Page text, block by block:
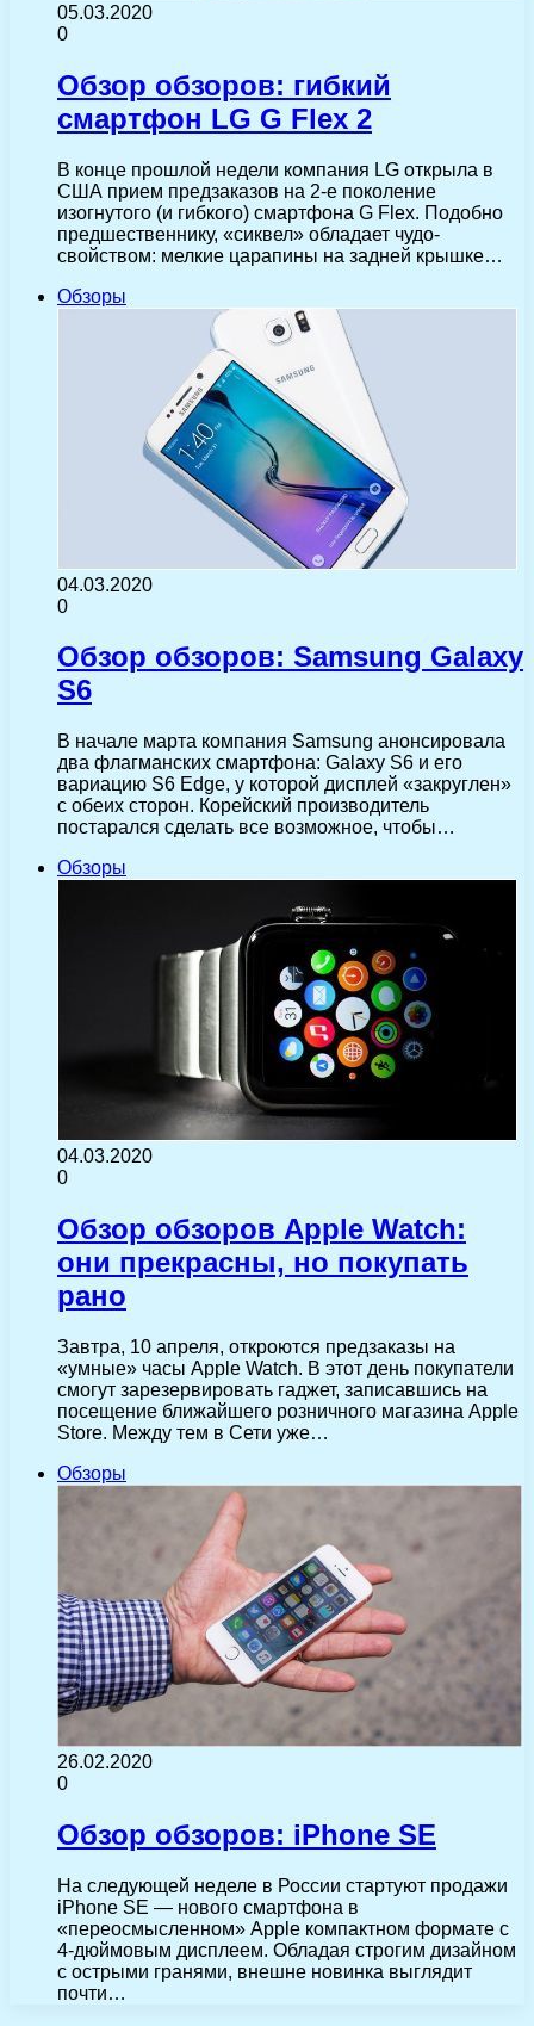
05.03.2020
0
Обзор обзоров: гибкий
смартфон LG G Flex 2
В конце прошлой недели компания LG открыла в
США прием предзаказов на 2-е поколение
изогнутого (и гибкого) смартфона G Flex. Подобно
предшественнику, «сиквел» обладает чудо-
свойством: мелкие царапины на задней крышке…
Обзоры
04.03.2020
0
Обзор обзоров: Samsung Galaxy
S6
В начале марта компания Samsung анонсировала
два флагманских смартфона: Galaxy S6 и его
вариацию S6 Edge, у которой дисплей «закруглен»
с обеих сторон. Корейский производитель
постарался сделать все возможное, чтобы…
Обзоры
04.03.2020
0
Обзор обзоров Apple Watch:
они прекрасны, но покупать
рано
Завтра, 10 апреля, откроются предзаказы на
«умные» часы Apple Watch. В этот день покупатели
смогут зарезервировать гаджет, записавшись на
посещение ближайшего розничного магазина Apple
Store. Между тем в Сети уже…
Обзоры
26.02.2020
0
Обзор обзоров: iPhone SE
На следующей неделе в России стартуют продажи
iPhone SE — нового смартфона в
«переосмысленном» Apple компактном формате с
4-дюймовым дисплеем. Обладая строгим дизайном
с острыми гранями, внешне новинка выглядит
почти…